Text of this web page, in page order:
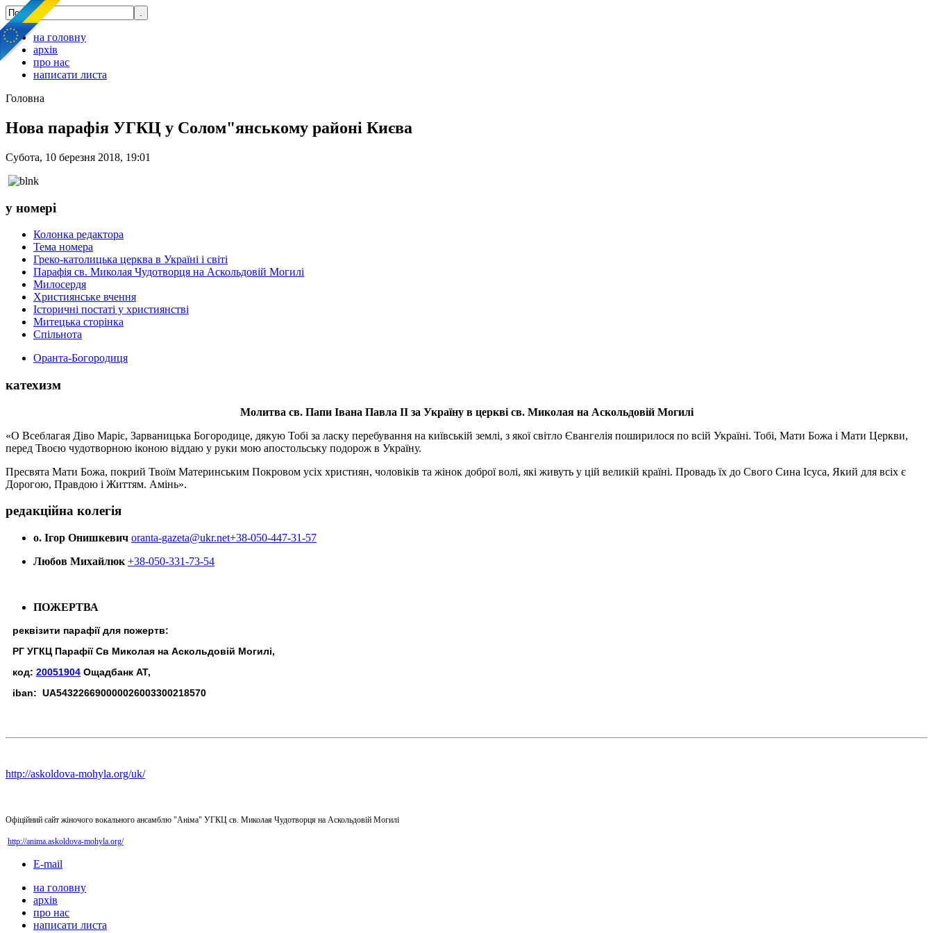
на головну
архів
про нас
написати листа
Головна
Нова парафія УГКЦ у Солом"янському районі Києва
Субота, 10 березня 2018, 19:01
у номері
Колонка редактора
Тема номера
Греко-католицька церква в Україні і світі
Парафія св. Миколая Чудотворця на Аскольдовій Могилі
Милосердя
Християнське вчення
Історичні постаті у християнстві
Митецька сторінка
Спільнота
Оранта-Богородиця
катехизм
Молитва св. Папи Івана Павла ІІ за Україну в церкві св. Миколая на Аскольдовій Могилі
«О Всеблагая Діво Маріє, Зарваницька Богородице, дякую Тобі за ласку перебування на київській землі, з якої світло Євангелія поширилося по всій Україні. Тобі, Мати Божа і Мати Церкви,
перед Твоєю чудотворною іконою віддаю у руки мою апостольську подорож в Україну.
Пресвята Мати Божа, покрий Твоїм Материнським Покровом усіх християн, чоловіків та жінок доброї волі, які живуть у цій великій країні. Провадь їх до Свого Сина Ісуса, Який для всіх є
Дорогою, Правдою і Життям. Амінь».
редакційна колегія
о. Ігор Онишкевич oranta-gazeta@ukr.net+38-050-447-31-57
Любов Михайлюк +38-050-331-73-54
ПОЖЕРТВА
реквізити парафії для пожертв:
РГ УГКЦ Парафії Св Миколая на Аскольдовій Могилі,
код: 20051904 Ощадбанк АТ,
iban: UA543226690000026003300218570
http://askoldova-mohyla.org/uk/
Офіційний сайт жіночого вокального ансамблю "Аніма" УГКЦ св. Миколая Чудотворця на Аскольдовій Могилі
http://anima.askoldova-mohyla.org/
E-mail
на головну
архів
про нас
написати листа